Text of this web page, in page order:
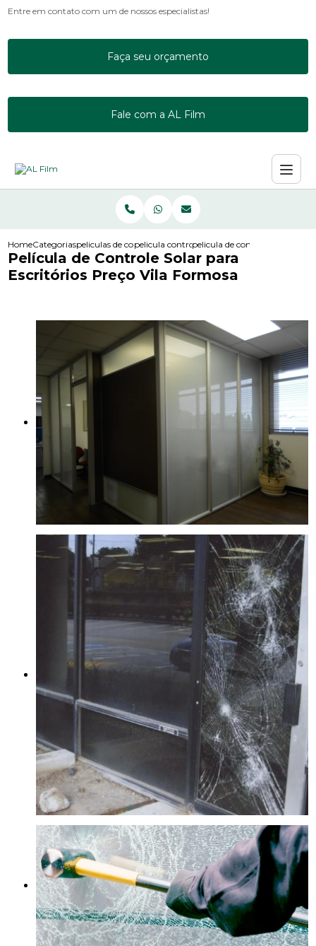
Entre em contato com um de nossos especialistas!
Faça seu orçamento
Fale com a AL Film
HomeCategoriaspeliculas de controle solarpelicula controle solar incolor
pelicula de controle solar
Película de Controle Solar para
Escritórios Preço Vila Formosa